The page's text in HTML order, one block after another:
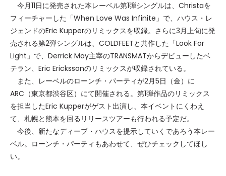
今月11日に発売された本レーベル第1弾シングルは、Christaを
フィーチャーした「When Love Was Infinite」で、ハウス・レ
ジェンドのEric Kupperのリミックスを収録。さらに3月上旬に発
売される第2弾シングルは、COLDFEETと共作した「Look For
Light」で、Derrick May主宰のTRANSMATからデビューしたベ
テラン、Eric Erickssonのリミックスが収録されている。
また、レーベルのローンチ・パーティが2月5日（金）に
ARC（東京都渋谷区）にて開催される。第1弾作品のリミックス
を担当したEric Kupperがゲスト出演し、本イベントにくわえ
て、札幌と熊本を回るリリースツアーも行われる予定だ。
今後、新たなディープ・ハウスを提示していくであろう本レー
ベル。ローンチ・パーティもあわせて、ぜひチェックしてほし
い。